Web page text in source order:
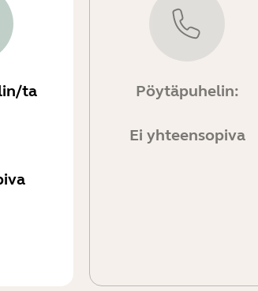
ta
Pöytäpuhelin:
Ei yhteensopiva